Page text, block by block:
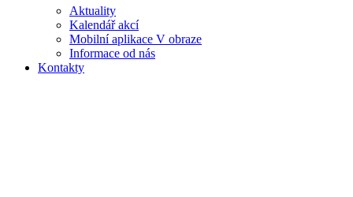
Aktuality
Kalendář akcí
Mobilní aplikace V obraze
Informace od nás
Kontakty